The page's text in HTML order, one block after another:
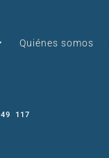
Quiénes somos
117